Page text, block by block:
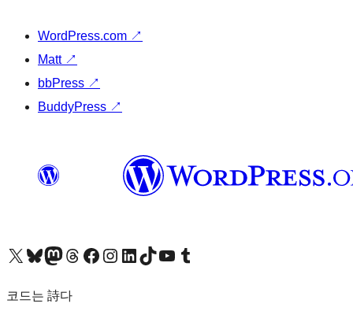
WordPress.com ↗
Matt ↗
bbPress ↗
BuddyPress ↗
X(이전 트위터) 계정 방문하기블루스카이 계정 방문하기마스토돈 계정 방문하기스레드 계정 방문하기 페이스북 페이지 방문하기인스타그램 계정 방문하기 LinkedIn 계정 방문하기틱톡 계정 방문하기유튜브 채널 방문하기 텀블러 계정 방문하기
코드는 詩다